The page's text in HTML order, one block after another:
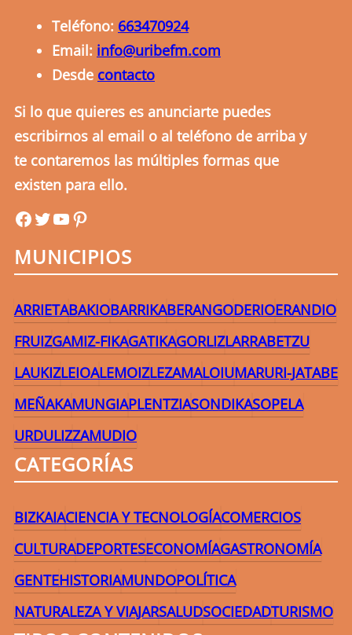
Teléfono: 663470924
Email: info@uribefm.com
Desde contacto
Si lo que quieres es anunciarte puedes
escribirnos al email o al teléfono de arriba y
te contaremos las múltiples formas que
existen para ello.
uribefmuribefmYouTube Pinterest
MUNICIPIOS
ARRIETABAKIOBARRIKABERANGODERIOERANDIO
FRUIZGAMIZ-FIKAGATIKAGORLIZLARRABETZU
LAUKIZLEIOALEMOIZLEZAMALOIUMARURI-JATABE
MEÑAKAMUNGIAPLENTZIASONDIKASOPELA
URDULIZZAMUDIO
CATEGORÍAS
BIZKAIACIENCIA Y TECNOLOGÍACOMERCIOS
CULTURADEPORTESECONOMÍAGASTRONOMÍA
GENTEHISTORIAMUNDOPOLÍTICA
NATURALEZA Y VIAJARSALUDSOCIEDADTURISMO